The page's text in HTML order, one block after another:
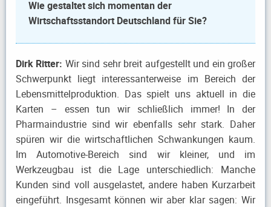
Wie gestaltet sich momentan der
Wirtschaftsstandort Deutschland für Sie?
Dirk Ritter: Wir sind sehr breit aufgestellt und ein großer
Schwerpunkt liegt interessanterweise im Bereich der
Lebensmittelproduktion. Das spielt uns aktuell in die
Karten – essen tun wir schließlich immer! In der
Pharmaindustrie sind wir ebenfalls sehr stark. Daher
spüren wir die wirtschaftlichen Schwankungen kaum.
Im Automotive-Bereich sind wir kleiner, und im
Werkzeugbau ist die Lage unterschiedlich: Manche
Kunden sind voll ausgelastet, andere haben Kurzarbeit
eingeführt. Insgesamt können wir aber klar sagen: Wir